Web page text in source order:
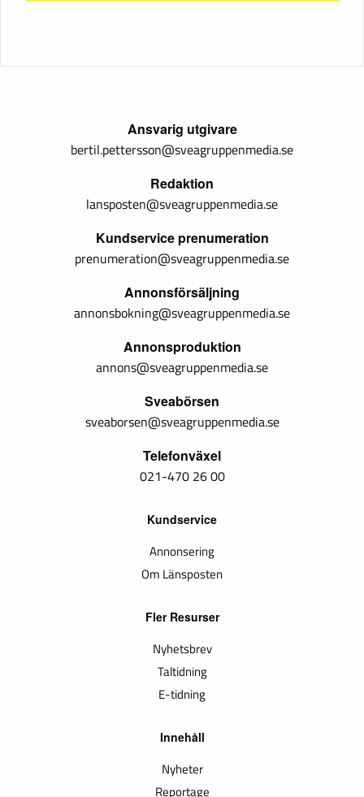
Ansvarig utgivare
bertil.pettersson@sveagruppenmedia.se
Redaktion
lansposten@sveagruppenmedia.se
Kundservice prenumeration
prenumeration@sveagruppenmedia.se
Annonsförsäljning
annonsbokning@sveagruppenmedia.se
Annonsproduktion
annons@sveagruppenmedia.se
Sveabörsen
sveaborsen@sveagruppenmedia.se
Telefonväxel
021-470 26 00
Kundservice
Annonsering
Om Länsposten
Fler Resurser
Nyhetsbrev
Taltidning
E-tidning
Innehåll
Nyheter
Reportage